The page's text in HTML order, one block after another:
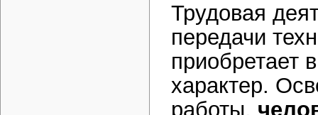
Трудовая
передачи
приобретает
характер.
работы,